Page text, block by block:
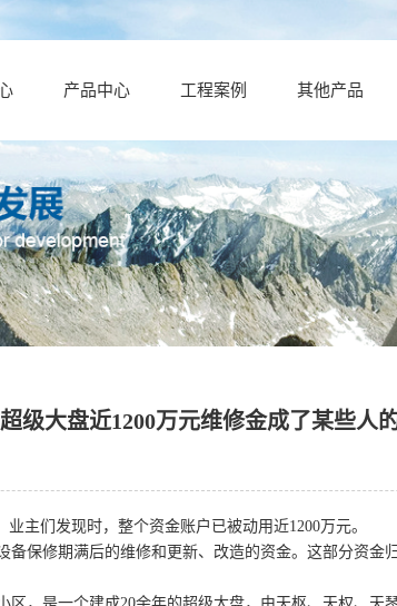
产品中心 工程案例 其他产品
级大盘近1200万元维修金成了某些人
们发现时，整个资金账户已被动用近1200万元。
修期满后的维修和更新、改造的资金。这部分资金